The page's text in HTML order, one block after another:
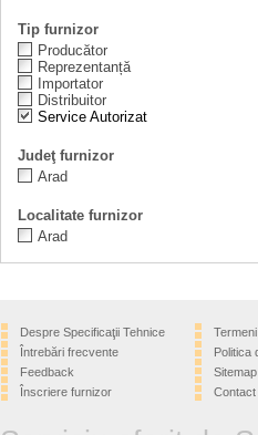
Tip furnizor
Producător
Reprezentanță
Importator
Distribuitor
Service Autorizat
Judeţ furnizor
Arad
Localitate furnizor
Arad
Despre Specificaţii Tehnice
Întrebări frecvente
Feedback
Înscriere furnizor
Politica
Sitemap
Contact